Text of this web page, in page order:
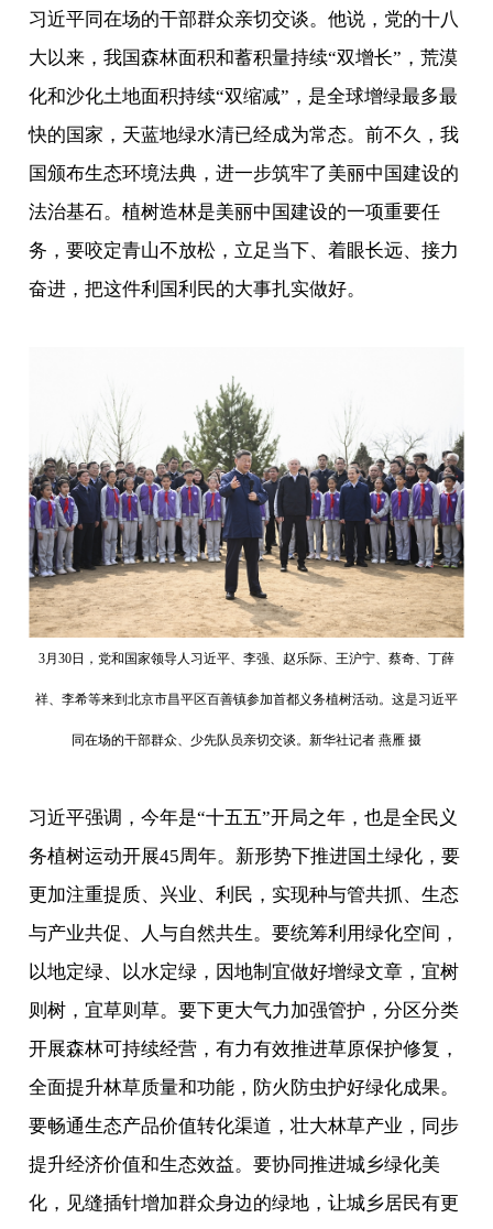
习近平同在场的干部群众亲切交谈。他说，党的十八
大以来，我国森林面积和蓄积量持续“双增长”，荒漠
化和沙化土地面积持续“双缩减”，是全球增绿最多最
快的国家，天蓝地绿水清已经成为常态。前不久，我
国颁布生态环境法典，进一步筑牢了美丽中国建设的
法治基石。植树造林是美丽中国建设的一项重要任
务，要咬定青山不放松，立足当下、着眼长远、接力
奋进，把这件利国利民的大事扎实做好。
3月30日，党和国家领导人习近平、李强、赵乐际、王沪宁、蔡奇、丁薛
祥、李希等来到北京市昌平区百善镇参加首都义务植树活动。这是习近平
同在场的干部群众、少先队员亲切交谈。新华社记者 燕雁 摄
习近平强调，今年是“十五五”开局之年，也是全民义
务植树运动开展45周年。新形势下推进国土绿化，要
更加注重提质、兴业、利民，实现种与管共抓、生态
与产业共促、人与自然共生。要统筹利用绿化空间，
以地定绿、以水定绿，因地制宜做好增绿文章，宜树
则树，宜草则草。要下更大气力加强管护，分区分类
开展森林可持续经营，有力有效推进草原保护修复，
全面提升林草质量和功能，防火防虫护好绿化成果。
要畅通生态产品价值转化渠道，壮大林草产业，同步
提升经济价值和生态效益。要协同推进城乡绿化美
化，见缝插针增加群众身边的绿地，让城乡居民有更